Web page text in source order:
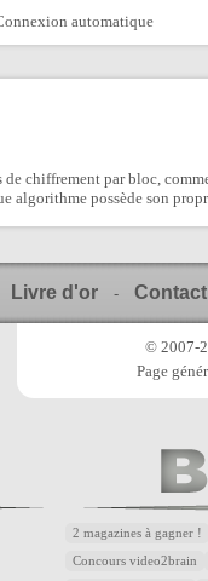
automatique
chiffrement par bloc,
algorithme possède son
Livre d'or - Contact
© 2007-
Page
2 magazines à gagner !
Concours video2brain